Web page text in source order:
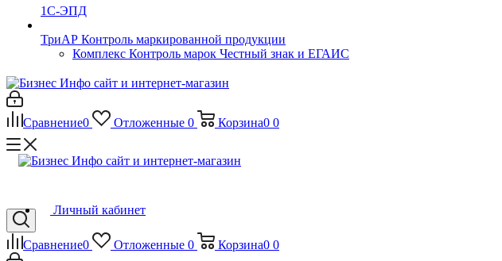
1С-ЭПД
ТриАР Контроль маркированной продукции
Комплекс Контроль марок Честный знак и ЕГАИС
Сравнение0 Отложенные 0 Корзина0 0
Сравнение0 Отложенные 0 Корзина0 0
Личный кабинет